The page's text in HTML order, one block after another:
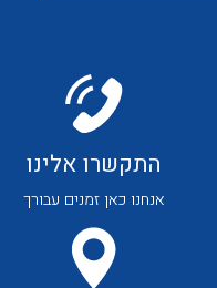
התקשרו אלינו
אנחנו כאן זמנים עבורך